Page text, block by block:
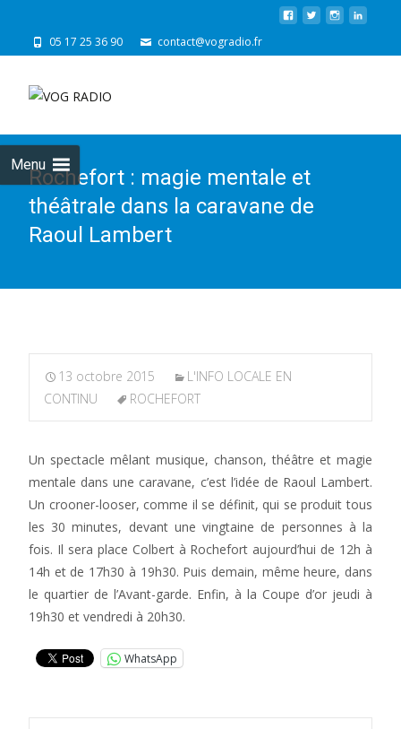
05 17 25 36 90 contact@vogradio.fr
Menu
Rochefort : magie mentale et
théâtrale dans la caravane de
Raoul Lambert
13 octobre 2015
L'INFO LOCALE EN
CONTINU
ROCHEFORT
Un spectacle mêlant musique, chanson, théâtre et magie
mentale dans une caravane, c’est l’idée de Raoul Lambert.
Un crooner-looser, comme il se définit, qui se produit tous
les 30 minutes, devant une vingtaine de personnes à la
fois. Il sera place Colbert à Rochefort aujourd’hui de 12h à
14h et de 17h30 à 19h30. Puis demain, même heure, dans
le quartier de l’Avant-garde. Enfin, à la Coupe d’or jeudi à
19h30 et vendredi à 20h30.
WhatsApp